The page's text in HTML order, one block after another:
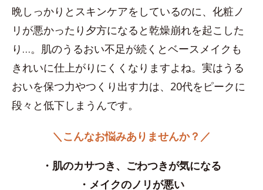
晩しっかりとスキンケアをしているのに、化粧ノ
リが悪かったり夕方になると乾燥崩れを起こした
り…。肌のうるおい不足が続くとベースメイクも
きれいに仕上がりにくくなりますよね。実はうる
おいを保つ力やつくり出す力は、20代をピークに
段々と低下しまうんです。
＼こんなお悩みありませんか？／
・肌のカサつき、ごわつきが気になる
・メイクのノリが悪い